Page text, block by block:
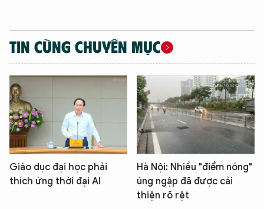
TIN CÙNG CHUYÊN MỤC
Giáo dục đại học phải
thích ứng thời đại AI
Hà Nội: Nhiều "điểm nóng"
úng ngập đã được cải
thiện rõ rệt